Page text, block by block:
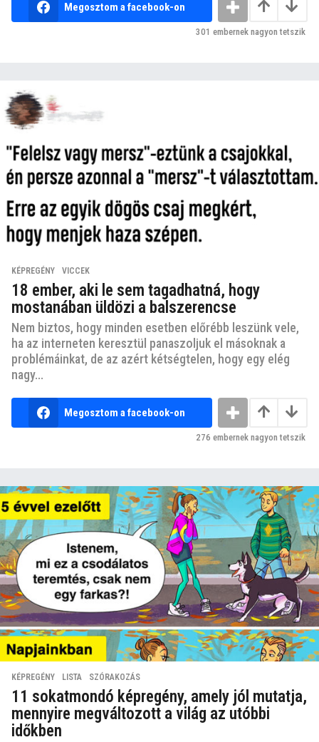
Megosztom a facebook-on
301 embernek nagyon tetszik
KÉPREGÉNY ,VICCEK
18 ember, aki le sem tagadhatná, hogy
mostanában üldözi a balszerencse
Nem biztos, hogy minden esetben előrébb leszünk vele,
ha az interneten keresztül panaszoljuk el másoknak a
problémáinkat, de az azért kétségtelen, hogy egy elég
nagy...
Megosztom a facebook-on
276 embernek nagyon tetszik
KÉPREGÉNY ,LISTA ,SZÓRAKOZÁS
11 sokatmondó képregény, amely jól mutatja,
mennyire megváltozott a világ az utóbbi
időkben